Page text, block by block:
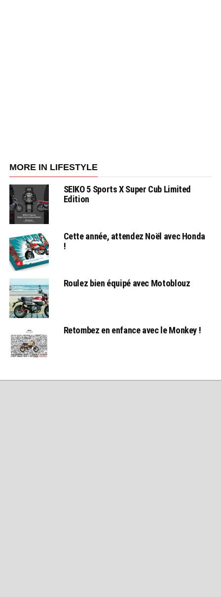
MORE IN LIFESTYLE
SEIKO 5 Sports X Super Cub Limited
Edition
Cette année, attendez Noël avec Honda
!
Roulez bien équipé avec Motoblouz
Retombez en enfance avec le Monkey !